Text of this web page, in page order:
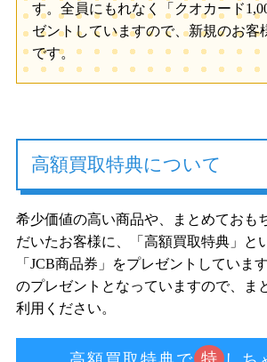
す。全員にもれなく「クオカード
ゼントしていますので、新規のお客
です。
高額買取特典について
希少価値の高い商品や、まとめておも
だいたお客様に、「高額買取特典」と
「JCB商品券」をプレゼントしていま
のプレゼントとなっていますので、ま
利用ください。
特